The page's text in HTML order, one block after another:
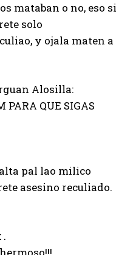
mataban o no, eso si
solo
y ojala maten a
Alosilla:
PARA QUE SIGAS
pal lao milico
asesino reculiado.
.